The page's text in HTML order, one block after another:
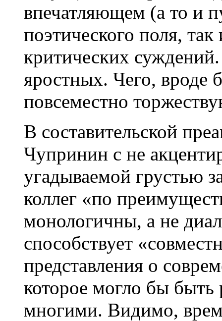
впечатляющем (а то и
поэтического поля,
критических
яростных. Чего, вроде
повсеместно
В составительской
Чупринин с не
угадываемой грустью
коллег «по
монологичны, а не
способствует
представления о
которое могло бы быть
многими. Видимо,